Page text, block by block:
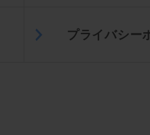
プライバシー